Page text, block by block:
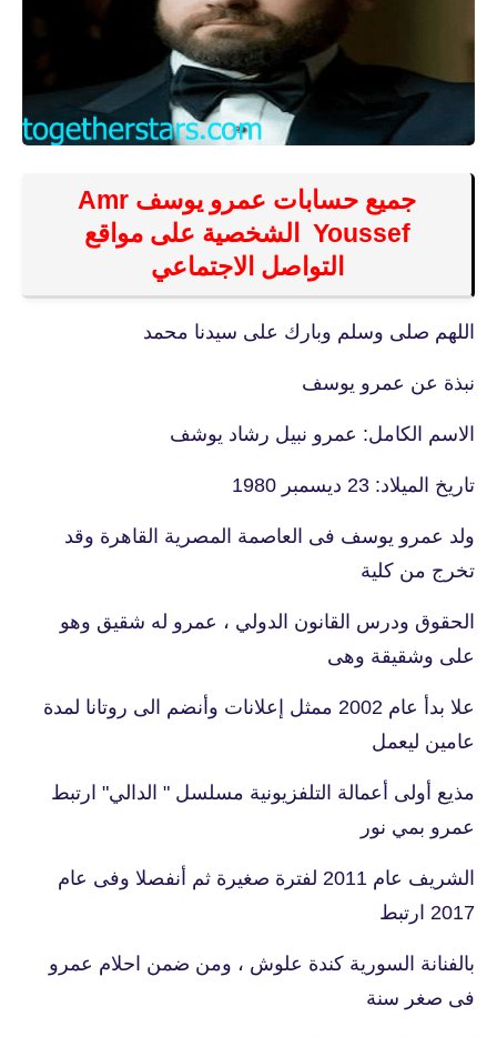
جميع حسابات عمرو يوسف Amr
Youssef الشخصية على مواقع
التواصل الاجتماعي
اللهم صلى وسلم وبارك على سيدنا محمد
نبذة عن عمرو يوسف
الاسم الكامل: عمرو نبيل رشاد يوشف
تاريخ الميلاد: 23 ديسمبر 1980
ولد عمرو يوسف فى العاصمة المصرية القاهرة وقد
تخرج من كلية
الحقوق ودرس القانون الدولي ، عمرو له شقيق وهو
على وشقيقة وهى
علا بدأ عام 2002 ممثل إعلانات وأنضم الى روتانا لمدة
عامين ليعمل
مذيع أولى أعمالة التلفزيونية مسلسل " الدالي" ارتبط
عمرو بمي نور
الشريف عام 2011 لفترة صغيرة ثم أنفصلا وفى عام
2017 ارتبط
بالفنانة السورية كندة علوش ، ومن ضمن احلام عمرو
فى صغر سنة